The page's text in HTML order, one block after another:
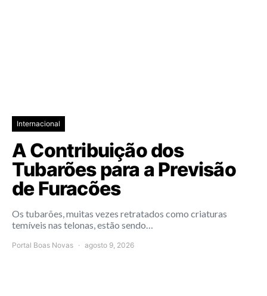
Internacional
A Contribuição dos
Tubarões para a Previsão
de Furacões
Os tubarões, muitas vezes retratados como criaturas
temíveis nas telonas, estão sendo…
Portal Boas Novas agosto 9, 2026